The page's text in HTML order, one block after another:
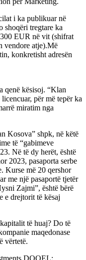
i ka publikuar në
shoqëri tregtare ka
EUR në vit (shifrat
vendore atje).Më
konkretisht adresën
qenë kësisoj. “Klan
për më tepër ka
miratim nga
Kosova” shpk, në këtë
të “gabimeve
Në të dy herët, është
2023, pasaporta serbe
Kurse më 20 qershor
me një pasaportë tjetër
Zajmi”, është bërë
e drejtorit të kësaj
të huaj? Do të
maqedonase
vërtetë.
DOOEL: